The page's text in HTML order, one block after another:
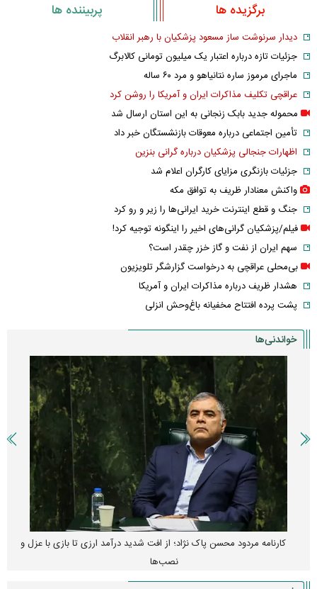
برگزیده ها پربیننده ها
دیدار سرنوشت ساز مسعود پزشکیان با رهبر انقلاب
جزئیات تازه درباره اعتبار یک میلیون تومانی کالابرگ
ماجرای مرموز ساره نتانیاهو و مرد ۶۰ ساله
عراقچی تکلیف مذاکرات ایران و آمریکا را روشن کرد
محموله جدید بابک زنجانی به این استان ارسال شد
تأمین اجتماعی درباره معوقات بازنشستگان خبر داد
اظهارات جنجالی پزشکیان درباره گرانی بنزین
جزئیات بازنگری مزایای کارگران اعلام شد
واکنش معنادار ظریف به توافق مکه
جنگ و قطع اینترنت خرید ایرانی‌ها را زیر و رو کرد
فیلم/پزشکیان گرانی‌های اخیر را اینگونه توجیه کرد!
سهم ایران از نفت و گاز خزر چقدر است؟
بی‌محلی عراقچی به درخواست گزارشگر تلویزیون
هشدار ظریف درباره مذاکرات ایران و آمریکا
پشت پرده افتتاح مخفیانه باغ‌وحش انزلی
خواندنی‌ها
کارنامه مردود محسن پاک‌ نژاد؛ از افت شدید درآمد ارزی تا بازی با عزل و
نصب‌ها